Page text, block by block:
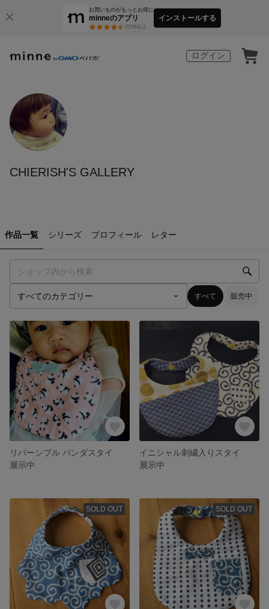
お買いものがもっとお得に
minneのアプリ
3万件以上
インストールする
ログイン
CHIERISH'S GALLERY
作品一覧 シリーズ プロフィール レター
すべて 販売中
リバーシブル パンダスタイ
展示中
イニシャル刺繍入りスタイ
展示中
SOLD OUT SOLD OUT